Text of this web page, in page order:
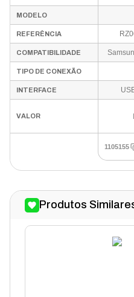
MODELO
REFERÊNCIA
COMPATIBILIDADE
TIPO DE CONEXÃO
INTERFACE
VALOR
1105155
Produtos